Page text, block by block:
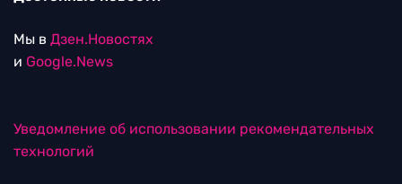
Мы в Дзен.Новостях
и Google.News
Уведомление об использовании рекомендательных
технологий